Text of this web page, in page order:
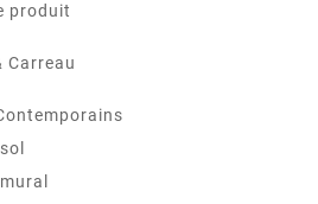
produit
Carreau